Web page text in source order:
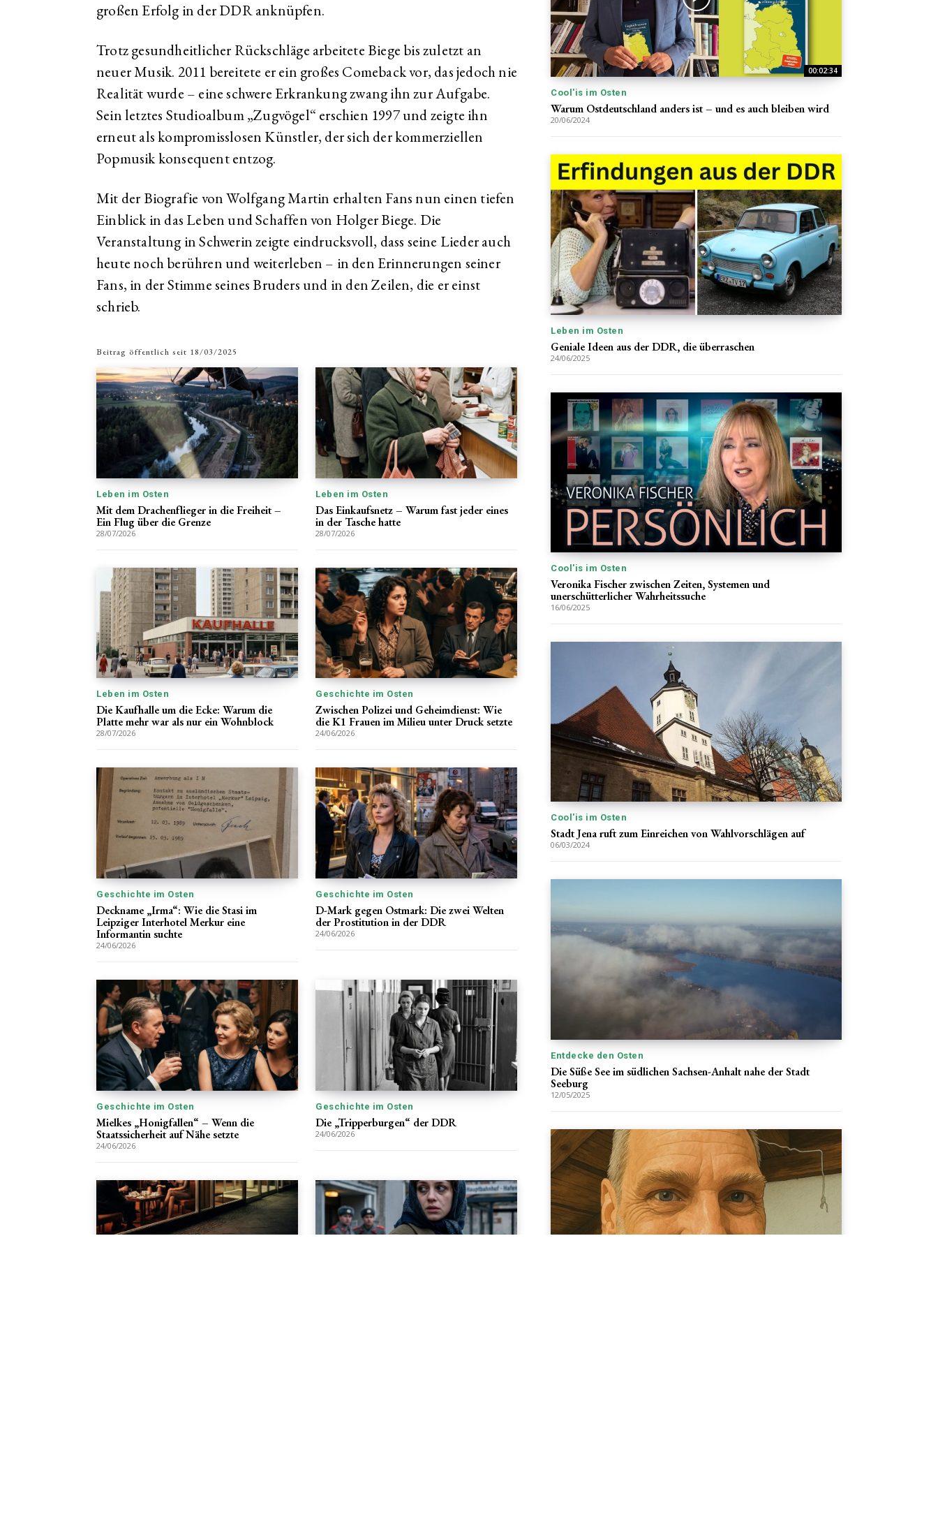
großen Erfolg in der DDR anknüpfen.
Trotz gesundheitlicher Rückschläge arbeitete Biege bis zuletzt an
neuer Musik. 2011 bereitete er ein großes Comeback vor, das jedoch nie
Realität wurde – eine schwere Erkrankung zwang ihn zur Aufgabe.
Sein letztes Studioalbum „Zugvögel“ erschien 1997 und zeigte ihn
erneut als kompromisslosen Künstler, der sich der kommerziellen
Popmusik konsequent entzog.
Mit der Biografie von Wolfgang Martin erhalten Fans nun einen tiefen
Einblick in das Leben und Schaffen von Holger Biege. Die
Veranstaltung in Schwerin zeigte eindrucksvoll, dass seine Lieder auch
heute noch berühren und weiterleben – in den Erinnerungen seiner
Fans, in der Stimme seines Bruders und in den Zeilen, die er einst
schrieb.
Beitrag öffentlich seit 18/03/2025
Leben im Osten
Mit dem Drachenflieger in die Freiheit –
Ein Flug über die Grenze
28/07/2026
Leben im Osten
Das Einkaufsnetz – Warum fast jeder eines
in der Tasche hatte
28/07/2026
Leben im Osten
Die Kaufhalle um die Ecke: Warum die
Platte mehr war als nur ein Wohnblock
28/07/2026
Geschichte im Osten
Zwischen Polizei und Geheimdienst: Wie
die K1 Frauen im Milieu unter Druck setzte
24/06/2026
Geschichte im Osten
Deckname „Irma“: Wie die Stasi im
Leipziger Interhotel Merkur eine
Informantin suchte
24/06/2026
Geschichte im Osten
D-Mark gegen Ostmark: Die zwei Welten
der Prostitution in der DDR
24/06/2026
Geschichte im Osten
Mielkes „Honigfallen“ – Wenn die
Staatssicherheit auf Nähe setzte
24/06/2026
Geschichte im Osten
Die „Tripperburgen“ der DDR
24/06/2026
00:02:34
Cool'is im Osten
Warum Ostdeutschland anders ist – und es auch bleiben wird
20/06/2024
Leben im Osten
Geniale Ideen aus der DDR, die überraschen
24/06/2025
Cool'is im Osten
Veronika Fischer zwischen Zeiten, Systemen und
unerschütterlicher Wahrheitssuche
16/06/2025
Cool'is im Osten
Stadt Jena ruft zum Einreichen von Wahlvorschlägen auf
06/03/2024
Entdecke den Osten
Die Süße See im südlichen Sachsen-Anhalt nahe der Stadt
Seeburg
12/05/2025